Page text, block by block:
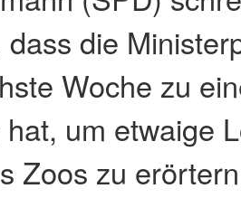
die
Woche zu
um etwaige
Zoos zu